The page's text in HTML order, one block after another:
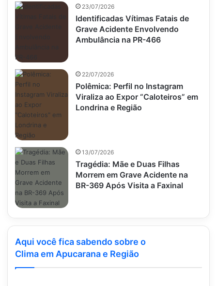
23/07/2026
Identificadas Vítimas Fatais de
Grave Acidente Envolvendo
Ambulância na PR-466
22/07/2026
Polêmica: Perfil no Instagram
Viraliza ao Expor “Caloteiros” em
Londrina e Região
13/07/2026
Tragédia: Mãe e Duas Filhas
Morrem em Grave Acidente na
BR-369 Após Visita a Faxinal
Aqui você fica sabendo sobre o
Clima em Apucarana e Região